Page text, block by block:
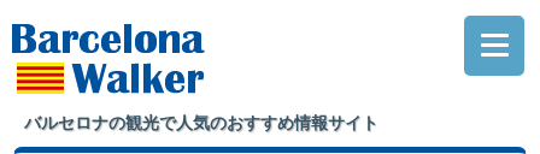
バルセロナの観光で人気のおすすめ情報サイト